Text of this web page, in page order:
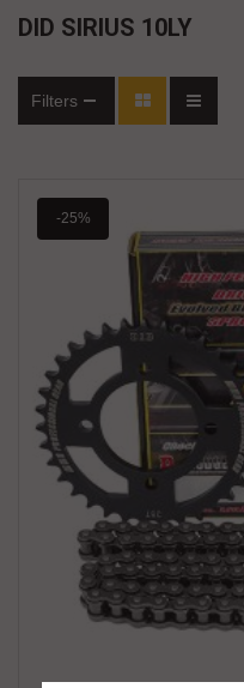
DID SIRIUS 10LY
Filters
-25%